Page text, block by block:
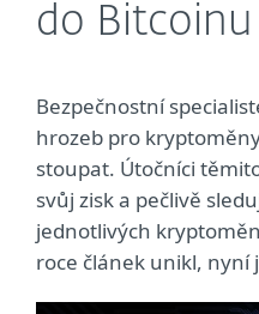
do Bitcoinu
Bezpečnostní
hrozeb pro
stoupat. Útočníci
svůj zisk a pečlivě
jednotlivých
roce článek unikl, nyní